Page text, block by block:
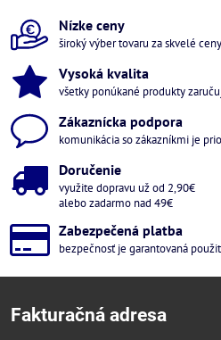
Nízke ceny
široký výber tovaru za skvelé
Vysoká kvalita
všetky ponúkané produkty
Zákaznícka podpora
komunikácia so zákazníkmi je
Doručenie
využite dopravu už od 2,90€
alebo zadarmo nad 49€
Zabezpečená platba
bezpečnosť je garantovaná
Fakturačná adresa